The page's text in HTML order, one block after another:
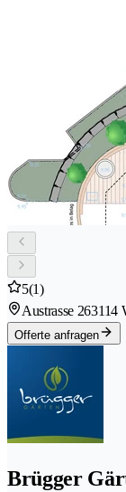
5(1)
Austrasse 263114
Offerte anfragen
Brügger